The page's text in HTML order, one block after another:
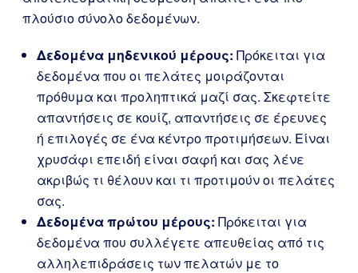
πλούσιο σύνολο δεδομένων.
Δεδομένα μηδενικού μέρους: Πρόκειται για
δεδομένα που οι πελάτες μοιράζονται
πρόθυμα και προληπτικά μαζί σας. Σκεφτείτε
απαντήσεις σε κουίζ, απαντήσεις σε έρευνες
ή επιλογές σε ένα κέντρο προτιμήσεων. Είναι
χρυσάφι επειδή είναι σαφή και σας λένε
ακριβώς τι θέλουν και τι προτιμούν οι πελάτες
σας.
Δεδομένα πρώτου μέρους: Πρόκειται για
δεδομένα που συλλέγετε απευθείας από τις
αλληλεπιδράσεις των πελατών με το